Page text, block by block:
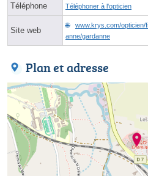
Téléphone Téléphoner à l'opticien
Site web
www.krys.com/
anne/gardanne
Plan et adresse